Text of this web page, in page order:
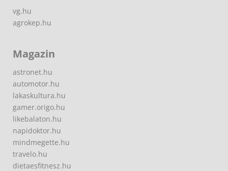
vg.hu
agrokep.hu
Magazin
astronet.hu
automotor.hu
lakaskultura.hu
gamer.origo.hu
likebalaton.hu
napidoktor.hu
mindmegette.hu
travelo.hu
dietaesfitnesz.hu